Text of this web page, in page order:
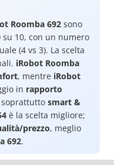
Roomba 692 sono
su 10, con un numero
(4 vs 3). La scelta
iRobot Roomba
, mentre iRobot
in rapporto
soprattutto smart &
è la scelta migliore;
prezzo, meglio
692.